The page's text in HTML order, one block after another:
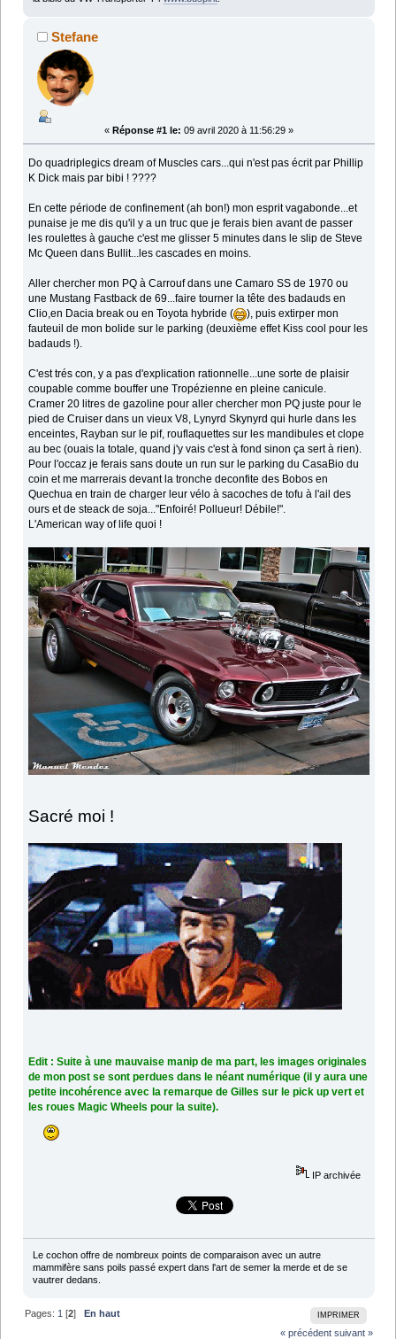
Stefane
« Réponse #1 le: 09 avril 2020 à 11:56:29 »
Do quadriplegics dream of Muscles cars...qui n'est pas écrit par Phillip
K Dick mais par bibi ! ????
En cette période de confinement (ah bon!) mon esprit vagabonde...et
punaise je me dis qu'il y a un truc que je ferais bien avant de passer
les roulettes à gauche c'est me glisser 5 minutes dans le slip de Steve
Mc Queen dans Bullit...les cascades en moins.
Aller chercher mon PQ à Carrouf dans une Camaro SS de 1970 ou
une Mustang Fastback de 69...faire tourner la tête des badauds en
Clio,en Dacia break ou en Toyota hybride (
), puis extirper mon
fauteuil de mon bolide sur le parking (deuxième effet Kiss cool pour les
badauds !).
C'est trés con, y a pas d'explication rationnelle...une sorte de plaisir
coupable comme bouffer une Tropézienne en pleine canicule.
Cramer 20 litres de gazoline pour aller chercher mon PQ juste pour le
pied de Cruiser dans un vieux V8, Lynyrd Skynyrd qui hurle dans les
enceintes, Rayban sur le pif, rouflaquettes sur les mandibules et clope
au bec (ouais la totale, quand j'y vais c'est à fond sinon ça sert à rien).
Pour l'occaz je ferais sans doute un run sur le parking du CasaBio du
coin et me marrerais devant la tronche deconfite des Bobos en
Quechua en train de charger leur vélo à sacoches de tofu à l'ail des
ours et de steack de soja..."Enfoiré! Pollueur! Débile!".
L'American way of life quoi !
Sacré moi !
Edit : Suite à une mauvaise manip de ma part, les images originales
de mon post se sont perdues dans le néant numérique (il y aura une
petite incohérence avec la remarque de Gilles sur le pick up vert et
les roues Magic Wheels pour la suite).
IP archivée
Le cochon offre de nombreux points de comparaison avec un autre
mammifère sans poils passé expert dans l'art de semer la merde et de se
vautrer dedans.
IMPRIMER
Pages:1 [2]
En haut
« précédent suivant »